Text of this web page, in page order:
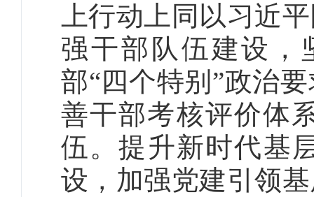
上行动上同以习近
强干部队伍建设，
部“四个特别”政治
善干部考核评价体
伍。提升新时代基
设，加强党建引领